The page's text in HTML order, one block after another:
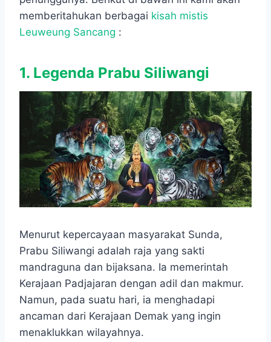
memberitahukan berbagai kisah mistis
Leuweung Sancang :
1. Legenda Prabu Siliwangi
Menurut kepercayaan masyarakat Sunda,
Prabu Siliwangi adalah raja yang sakti
mandraguna dan bijaksana. Ia memerintah
Kerajaan Padjajaran dengan adil dan makmur.
Namun, pada suatu hari, ia menghadapi
ancaman dari Kerajaan Demak yang ingin
menaklukkan wilayahnya.